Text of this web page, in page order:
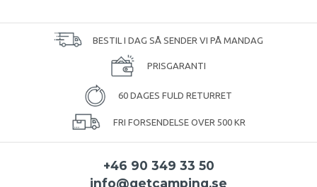
BESTIL I DAG SÅ SENDER VI PÅ MANDAG
PRISGARANTI
60 DAGES FULD RETURRET
FRI FORSENDELSE OVER 500 KR
+46 90 349 33 50
info@getcamping.se